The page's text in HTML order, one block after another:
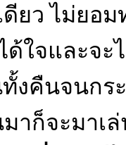
ดียว ไม่ยอ
ด้ใจและจะ
งคืนจนกร
าก็จะมาเ